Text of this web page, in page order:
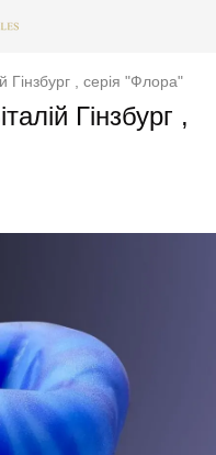
Гінзбург , серія "Флора"
Гінзбург ,